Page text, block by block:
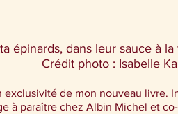
épinards, dans leur sauce à
Crédit photo : Isabelle
de mon nouveau livre.
à paraître chez Albin Michel et